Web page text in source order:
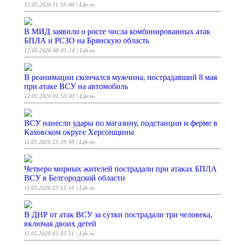
12.05.2026 11:59:00 | Life.ru
В МИД заявили о росте числа комбинированных атак
БПЛА и РСЗО на Брянскую область
12.05.2026 08:05:14 | Life.ru
В реанимации скончался мужчина, пострадавший 8 мая
при атаке ВСУ на автомобиль
12.05.2026 01:55:03 | Life.ru
ВСУ нанесли удары по магазину, подстанции и ферме в
Каховском округе Херсонщины
11.05.2026 23:39:48 | Life.ru
Четверо мирных жителей пострадали при атаках БПЛА
ВСУ в Белгородской области
11.05.2026 23:15:16 | Life.ru
В ДНР от атак ВСУ за сутки пострадали три человека,
включая двоих детей
11.05.2026 03:45:51 | Life.ru